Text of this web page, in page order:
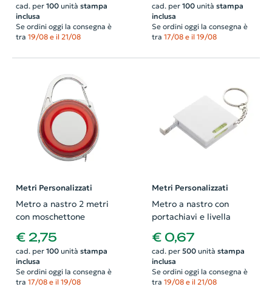
cad. per 100unità stampa
inclusa
Se ordini oggi la consegna è
tra 19/08 e il 21/08
cad. per 100unità stampa
inclusa
Se ordini oggi la consegna è
tra 17/08 e il 19/08
Metri Personalizzati
Metro a nastro 2 metri
con moschettone
€ 2,75
cad. per 100unità stampa
inclusa
Se ordini oggi la consegna è
tra 17/08 e il 19/08
Metri Personalizzati
Metro a nastro con
portachiavi e livella
€ 0,67
cad. per 500unità stampa
inclusa
Se ordini oggi la consegna è
tra 19/08 e il 21/08